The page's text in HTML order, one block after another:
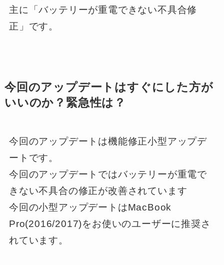
主に「バッテリーが重電できない不具合修
正」です。
今回のアップデートはすぐにした方が
いいのか？緊急性は？
今回のアップデートは機能修正小型アップデ
ート です。
今回のアップデートではバッテリーが重電で
きない不具合の修正が改善されています
今回の小型アップデートはMacBook
Pro(2016/2017)をお使いのユーザーに推奨さ
れています。